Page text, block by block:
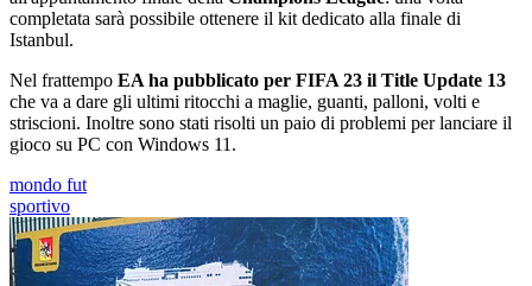
completata sarà possibile ottenere il kit dedicato alla finale di
Istanbul.
Nel frattempo EA ha pubblicato per FIFA 23 il Title Update 13
che va a dare gli ultimi ritocchi a maglie, guanti, palloni, volti e
striscioni. Inoltre sono stati risolti un paio di problemi per lanciare il
gioco su PC con Windows 11.
mondo fut
sportivo